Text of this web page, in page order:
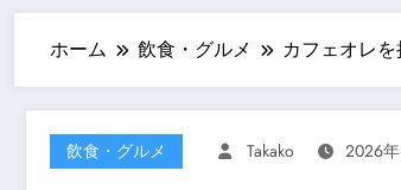
ホーム 飲食・グルメ カフェオレ
飲食・グルメ Takako 2026年